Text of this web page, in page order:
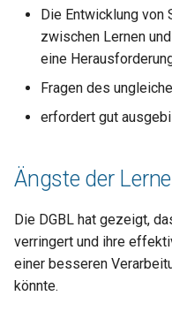
Die Entwicklung von
zwischen Lernen
eine
Fragen des
erfordert gut
Ängste der
Die DGBL hat gezeigt,
verringert und ihre
einer besseren
könnte.